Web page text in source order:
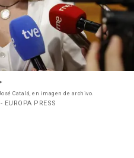
Catalá, en imagen de archivo.
EUROPA PRESS